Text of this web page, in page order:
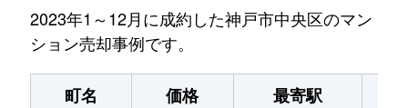
2023年1～12月に成約した神戸市中央区のマン
ション売却事例です。
町名 価格 最寄駅